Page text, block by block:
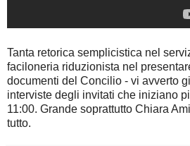
Tanta retorica semplicistica nel
faciloneria riduzionista nel
documenti del Concilio - vi avverto
interviste degli invitati che iniziano
11:00. Grande soprattutto Chiara
tutto.